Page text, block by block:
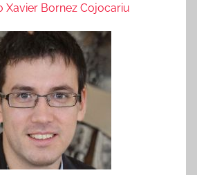
Xavier Bornez Cojocariu